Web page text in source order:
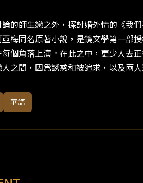
的師生戀之外，探討婚外情的《我
梅同名原著小說，是鏡文學第一部
個角落上演。在此之中，更少人去
之間，因爲誘惑和被追求，以及兩
華語